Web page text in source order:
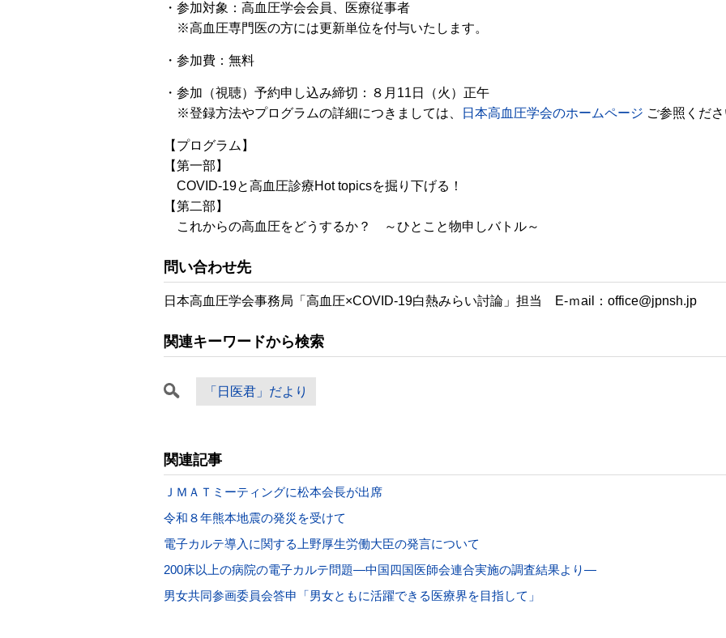
・参加対象：高血圧学会会員、医療従事者
※高血圧専門医の方には更新単位を付与いたします。
・参加費：無料
・参加（視聴）予約申し込み締切：８月11日（火）正午
※登録方法やプログラムの詳細につきましては、
日本高血圧学会のホームページ ご参照くだ
【プログラム】
【第一部】
COVID-19と高血圧診療Hot topicsを掘り下げる！
【第二部】
これからの高血圧をどうするか？ ～ひとこと物申しバトル～
問い合わせ先
日本高血圧学会事務局「高血圧×COVID-19白熱みらい討論」担当 E-ｍail：office@jpnsh.jp
関連キーワードから検索
「日医君」だより
関連記事
ＪＭＡＴミーティングに松本会長が出席
令和８年熊本地震の発災を受けて
電子カルテ導入に関する上野厚生労働大臣の発言について
200床以上の病院の電子カルテ問題―中国四国医師会連合実施の調査結果より―
男女共同参画委員会答申「男女ともに活躍できる医療界を目指して」